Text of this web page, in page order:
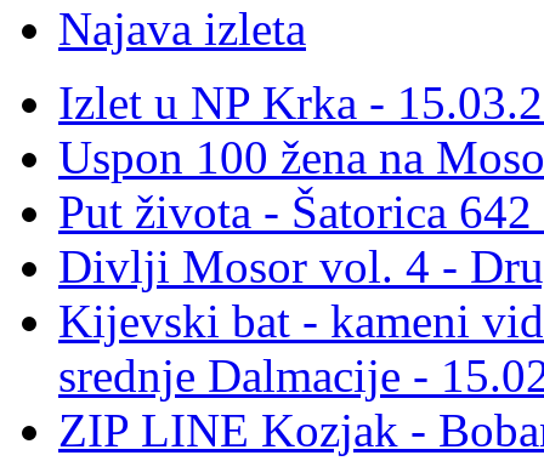
Najava izleta
Izlet u NP Krka -
Uspon 100 žena na
Put života - Šatorica
Divlji Mosor vol. 4 -
Kijevski bat - kameni
srednje Dalmacije -
ZIP LINE Kozjak -